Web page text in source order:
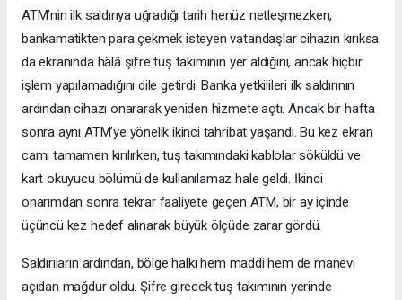
ATM’nin ilk saldırıya uğradığı tarih henüz netleşmezken,
bankamatikten para çekmek isteyen vatandaşlar cihazın kırıksa
da ekranında hâlâ şifre tuş takımının yer aldığını, ancak hiçbir
işlem yapılamadığını dile getirdi. Banka yetkilileri ilk saldırının
ardından cihazı onararak yeniden hizmete açtı. Ancak bir hafta
sonra aynı ATM’ye yönelik ikinci tahribat yaşandı. Bu kez ekran
camı tamamen kırılırken, tuş takımındaki kablolar söküldü ve
kart okuyucu bölümü de kullanılamaz hale geldi. İkinci
onarımdan sonra tekrar faaliyete geçen ATM, bir ay içinde
üçüncü kez hedef alınarak büyük ölçüde zarar gördü.
Saldırıların ardından, bölge halkı hem maddi hem de manevi
açıdan mağdur oldu. Şifre girecek tuş takımının yerinde